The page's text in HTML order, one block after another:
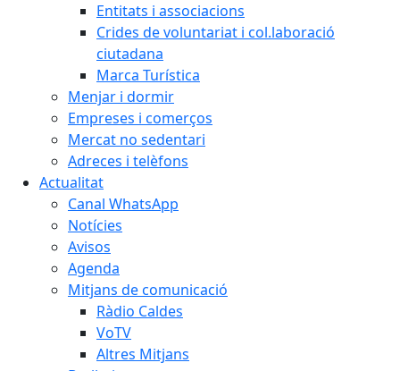
Entitats i associacions
Crides de voluntariat i col.laboració
ciutadana
Marca Turística
Menjar i dormir
Empreses i comerços
Mercat no sedentari
Adreces i telèfons
Actualitat
Canal WhatsApp
Notícies
Avisos
Agenda
Mitjans de comunicació
Ràdio Caldes
VoTV
Altres Mitjans